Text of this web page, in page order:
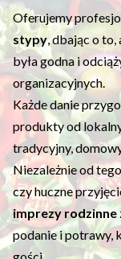
Oferujemy
stypy, dbając o
była godna i
organizacyjnych.
Każde danie
produkty od
tradycyjny,
Niezależnie od
czy huczne
imprezy rodzinne
podanie i potrawy,